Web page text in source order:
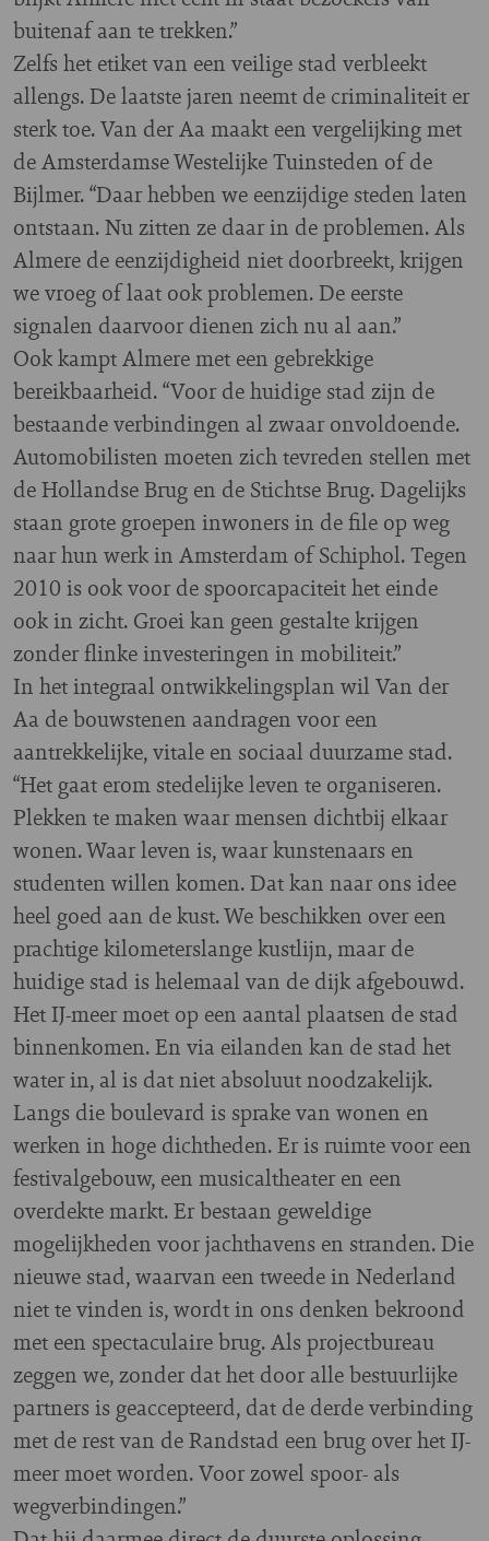
buitenaf aan te trekken.”
Zelfs het etiket van een veilige stad verbleekt
allengs. De laatste jaren neemt de criminaliteit er
sterk toe. Van der Aa maakt een vergelijking met
de Amsterdamse Westelijke Tuinsteden of de
Bijlmer. “Daar hebben we eenzijdige steden laten
ontstaan. Nu zitten ze daar in de problemen. Als
Almere de eenzijdigheid niet doorbreekt, krijgen
we vroeg of laat ook problemen. De eerste
signalen daarvoor dienen zich nu al aan.”
Ook kampt Almere met een gebrekkige
bereikbaarheid. “Voor de huidige stad zijn de
bestaande verbindingen al zwaar onvoldoende.
Automobilisten moeten zich tevreden stellen met
de Hollandse Brug en de Stichtse Brug. Dagelijks
staan grote groepen inwoners in de file op weg
naar hun werk in Amsterdam of Schiphol. Tegen
2010 is ook voor de spoorcapaciteit het einde
ook in zicht. Groei kan geen gestalte krijgen
zonder flinke investeringen in mobiliteit.”
In het integraal ontwikkelingsplan wil Van der
Aa de bouwstenen aandragen voor een
aantrekkelijke, vitale en sociaal duurzame stad.
“Het gaat erom stedelijke leven te organiseren.
Plekken te maken waar mensen dichtbij elkaar
wonen. Waar leven is, waar kunstenaars en
studenten willen komen. Dat kan naar ons idee
heel goed aan de kust. We beschikken over een
prachtige kilometerslange kustlijn, maar de
huidige stad is helemaal van de dijk afgebouwd.
Het IJ-meer moet op een aantal plaatsen de stad
binnenkomen. En via eilanden kan de stad het
water in, al is dat niet absoluut noodzakelijk.
Langs die boulevard is sprake van wonen en
werken in hoge dichtheden. Er is ruimte voor een
festivalgebouw, een musicaltheater en een
overdekte markt. Er bestaan geweldige
mogelijkheden voor jachthavens en stranden. Die
nieuwe stad, waarvan een tweede in Nederland
niet te vinden is, wordt in ons denken bekroond
met een spectaculaire brug. Als projectbureau
zeggen we, zonder dat het door alle bestuurlijke
partners is geaccepteerd, dat de derde verbinding
met de rest van de Randstad een brug over het IJ-
meer moet worden. Voor zowel spoor- als
wegverbindingen.”